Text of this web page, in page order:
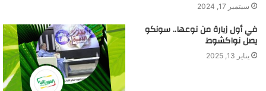
سبتمبر 17, 2024
في أول زيارة من نوعها.. سونكو
يصل نواكشوط
يناير 13, 2025